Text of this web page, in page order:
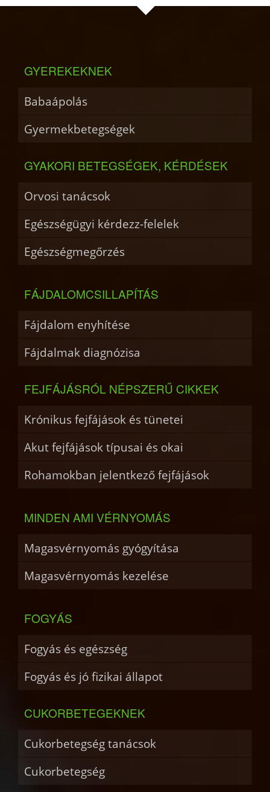
GYEREKEKNEK
Babaápolás
Gyermekbetegségek
GYAKORI BETEGSÉGEK, KÉRDÉSEK
Orvosi tanácsok
Egészségügyi kérdezz-felelek
Egészségmegőrzés
FÁJDALOMCSILLAPÍTÁS
Fájdalom enyhítése
Fájdalmak diagnózisa
FEJFÁJÁSRÓL NÉPSZERŰ CIKKEK
Krónikus fejfájások és tünetei
Akut fejfájások típusai és okai
Rohamokban jelentkező fejfájások
MINDEN AMI VÉRNYOMÁS
Magasvérnyomás gyógyítása
Magasvérnyomás kezelése
FOGYÁS
Fogyás és egészség
Fogyás és jó fizikai állapot
CUKORBETEGEKNEK
Cukorbetegség tanácsok
Cukorbetegség